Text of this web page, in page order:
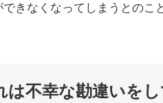
できなくなってしまうとのこ
は不幸な勘違いを